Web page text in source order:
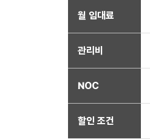
월 임대료
관리비
NOC
할인 조건